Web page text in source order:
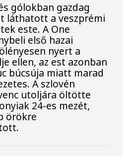
gólokban gazdag
láthatott a veszprémi
este. A One
első hazai
nyert a
ellen, az est azonban
búcsúja miatt marad
A szlovén
utoljára öltötte
24-es mezét,
örökre